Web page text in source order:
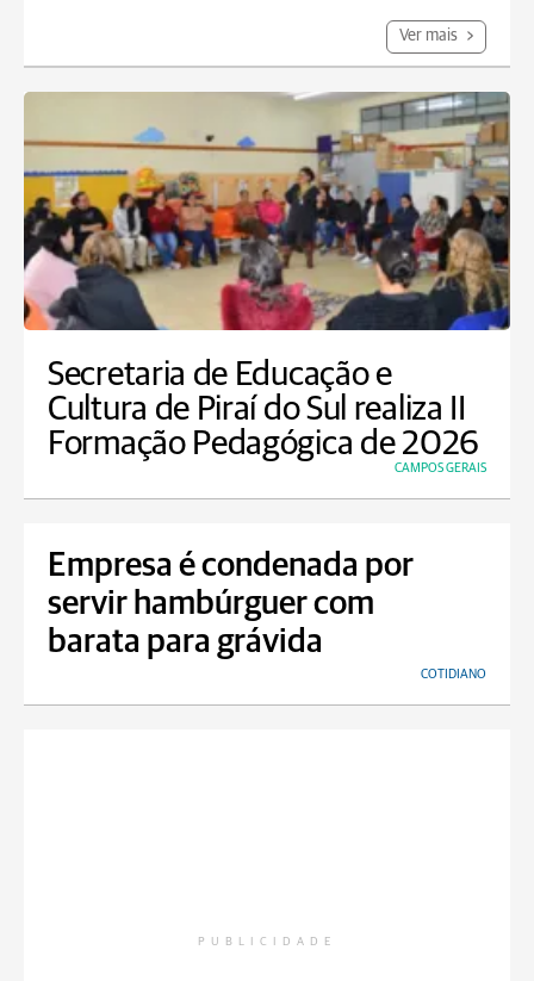
Ver mais
Secretaria de Educação e
Cultura de Piraí do Sul realiza II
Formação Pedagógica de 2026
CAMPOS GERAIS
Empresa é condenada por
servir hambúrguer com
barata para grávida
COTIDIANO
PUBLICIDADE